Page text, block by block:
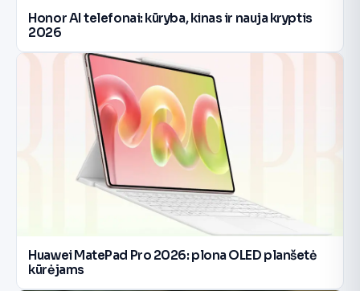
Honor AI telefonai: kūryba, kinas ir nauja kryptis
2026
Huawei MatePad Pro 2026: plona OLED planšetė
kūrėjams